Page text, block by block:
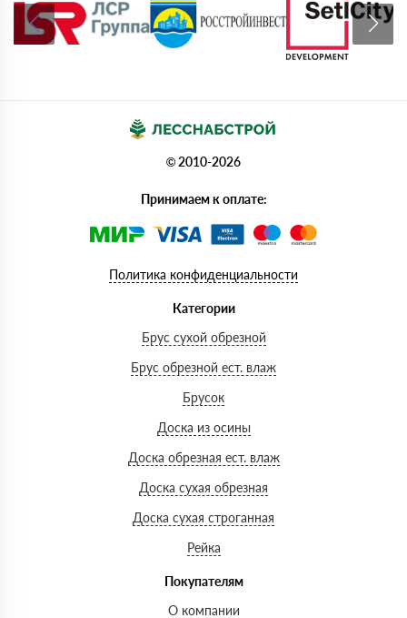
© 2010-2026
Принимаем к оплате:
Политика конфиденциальности
Категории
Брус сухой обрезной
Брус обрезной ест. влаж
Брусок
Доска из осины
Доска обрезная ест. влаж
Доска сухая обрезная
Доска сухая строганная
Рейка
Покупателям
О компании